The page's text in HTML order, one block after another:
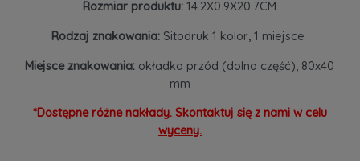
Rozmiar produktu: 14.2X0.9X20.7CM
Rodzaj znakowania: Sitodruk 1 kolor, 1 miejsce
Miejsce znakowania: okładka przód (dolna część), 80x40
mm
*Dostępne różne nakłady. Skontaktuj się z nami w celu
wyceny.